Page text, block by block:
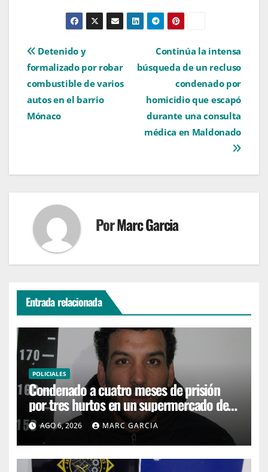
Navegación
de
entradas
Continúa la intensa
búsqueda de un recluso
condenado por
homicidio que escapó
durante una consulta
médica en Maldonado
Detenido y
formalizado por robar
combustible de varios
autos en el barrio
Mónaco
PorMarc Garcia
Entrada relacionada
POLICIALES
Condenado a cuatro meses de prisión
por tres hurtos en un supermercado de
San Carlos
AGO 6, 2026 MARC GARCIA